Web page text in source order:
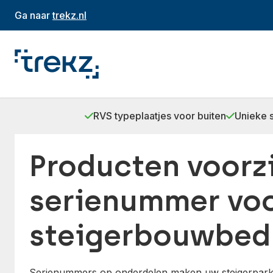
Ga naartrekz.nl
RVS typeplaatjes voor buiten Unieke
Producten
serienummer